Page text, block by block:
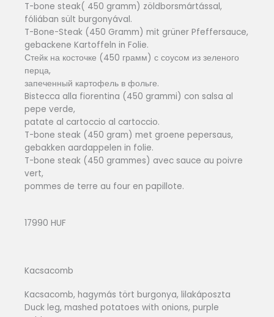
T-bone steak( 450 gramm) zöldborsmártással,
fóliában sült burgonyával.
T-Bone-Steak (450 Gramm) mit grüner Pfeffersauce,
gebackene Kartoffeln in Folie.
Стейк на косточке (450 грамм) с соусом из зеленого
перца,
запеченный картофель в фольге.
Bistecca alla fiorentina (450 grammi) con salsa al
pepe verde,
patate al cartoccio al cartoccio.
T-bone steak (450 gram) met groene pepersaus,
gebakken aardappelen in folie.
T-bone steak (450 grammes) avec sauce au poivre
vert,
pommes de terre au four en papillote.
17990 HUF
Kacsacomb
Kacsacomb, hagymás tört burgonya, lilakáposzta
Duck leg, mashed potatoes with onions, purple